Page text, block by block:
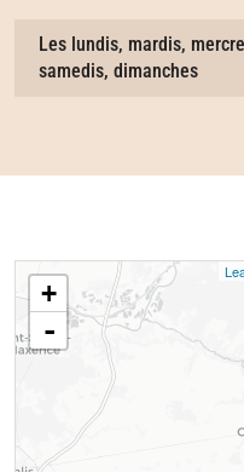
Les lundis, mardis,
samedis, dimanches
+
-